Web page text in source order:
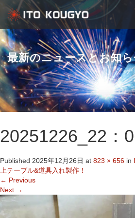
最新のニュースとお知
20251226_22：
Published 2025年12月26日 at 823 × 656 in
上テーブル&道具入れ製作！
← Previous
Next →